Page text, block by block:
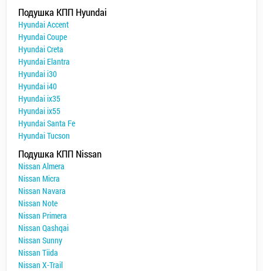
Подушка КПП Hyundai
Hyundai Accent
Hyundai Coupe
Hyundai Creta
Hyundai Elantra
Hyundai i30
Hyundai i40
Hyundai ix35
Hyundai ix55
Hyundai Santa Fe
Hyundai Tucson
Подушка КПП Nissan
Nissan Almera
Nissan Micra
Nissan Navara
Nissan Note
Nissan Primera
Nissan Qashqai
Nissan Sunny
Nissan Tiida
Nissan X-Trail